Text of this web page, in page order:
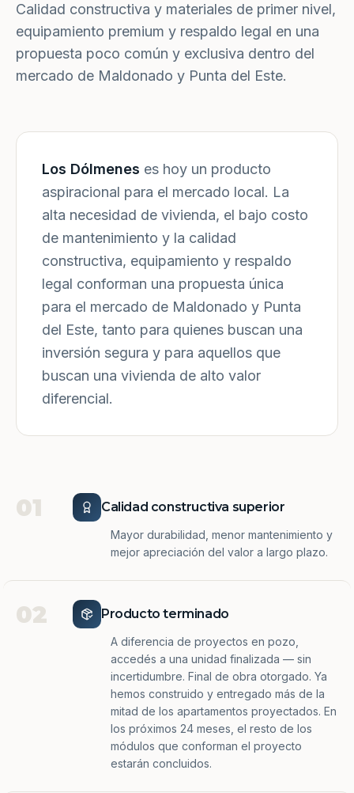
Calidad constructiva y materiales de primer nivel,
equipamiento premium y respaldo legal en una
propuesta poco común y exclusiva dentro del
mercado de Maldonado y Punta del Este.
Los Dólmenes es hoy un producto
aspiracional para el mercado local. La
alta necesidad de vivienda, el bajo costo
de mantenimiento y la calidad
constructiva, equipamiento y respaldo
legal conforman una propuesta única
para el mercado de Maldonado y Punta
del Este, tanto para quienes buscan una
inversión segura y para aquellos que
buscan una vivienda de alto valor
diferencial.
01 Calidad constructiva superior
Mayor durabilidad, menor mantenimiento y
mejor apreciación del valor a largo plazo.
02 Producto terminado
A diferencia de proyectos en pozo,
accedés a una unidad finalizada — sin
incertidumbre. Final de obra otorgado. Ya
hemos construido y entregado más de la
mitad de los apartamentos proyectados. En
los próximos 24 meses, el resto de los
módulos que conforman el proyecto
estarán concluidos.